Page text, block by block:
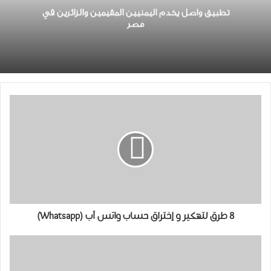
تطبيق واصل يخدم اليمنيين المقيمين والزائرين في
مصر
8 طرق لتهكير و إختراق حساب واتس آب (Whatsapp)